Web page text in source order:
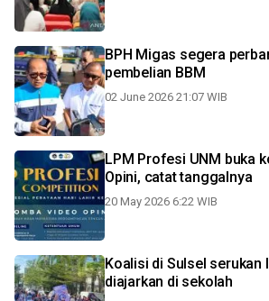
BPH Migas segera
pembelian BBM
02 June 2026 21:07 WIB
LPM Profesi UNM buka
Opini, catat tanggalnya
20 May 2026 6:22 WIB
Koalisi di Sulsel serukan
diajarkan di sekolah